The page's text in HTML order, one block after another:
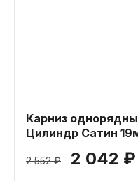
Карниз
Цилиндр Сатин
2 552 ₽ 2 042 ₽